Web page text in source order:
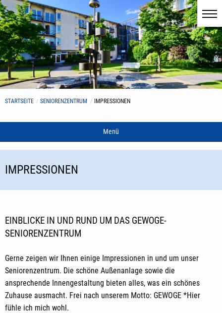
STARTSEITE SENIORENZENTRUM IMPRESSIONEN
Menü
IMPRESSIONEN
EINBLICKE IN UND RUND UM DAS GEWOGE-
SENIORENZENTRUM
Gerne zeigen wir Ihnen einige Impressionen in und um unser
Seniorenzentrum. Die schöne Außenanlage sowie die
ansprechende Innengestaltung bieten alles, was ein schönes
Zuhause ausmacht. Frei nach unserem Motto: GEWOGE *Hier
fühle ich mich wohl.